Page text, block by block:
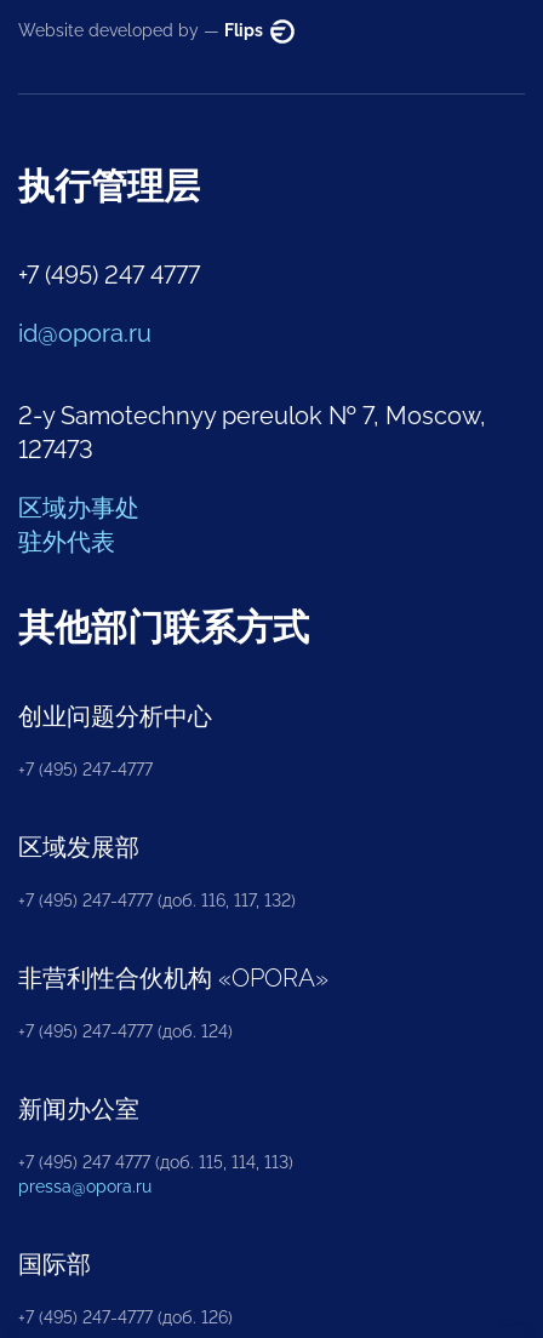
Website developed by — Flips
执行管理层
+7 (495) 247 4777
id@opora.ru
2-y Samotechnyy pereulok № 7, Moscow,
127473
区域办事处
驻外代表
其他部门联系方式
创业问题分析中心
+7 (495) 247-4777
区域发展部
+7 (495) 247-4777 (доб. 116, 117, 132)
非营利性合伙机构 «OPORA»
+7 (495) 247-4777 (доб. 124)
新闻办公室
+7 (495) 247 4777 (доб. 115, 114, 113)
pressa@opora.ru
国际部
+7 (495) 247-4777 (доб. 126)